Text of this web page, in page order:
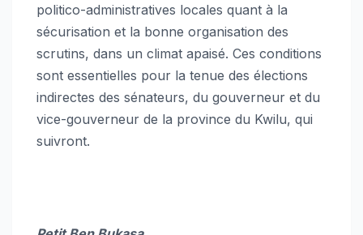
politico-administratives locales quant à la
sécurisation et la bonne organisation des
scrutins, dans un climat apaisé. Ces conditions
sont essentielles pour la tenue des élections
indirectes des sénateurs, du gouverneur et du
vice-gouverneur de la province du Kwilu, qui
suivront.